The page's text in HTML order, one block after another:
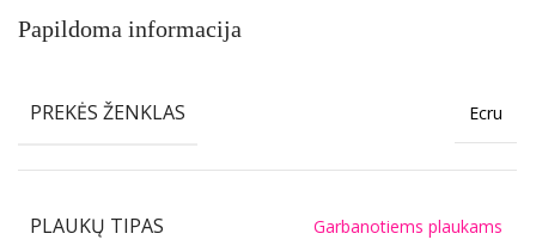
Papildoma informacija
PREKĖS ŽENKLAS Ecru
PLAUKŲ TIPAS Garbanotiems plaukams